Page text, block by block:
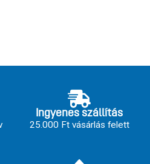
Ingyenes szállítás
25.000 Ft vásárlás felett